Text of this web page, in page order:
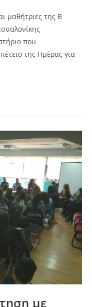
μαθήτριες της Β
που
της Ημέρας για
με